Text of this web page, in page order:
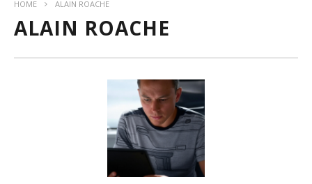
HOME ALAIN ROACHE
ALAIN ROACHE